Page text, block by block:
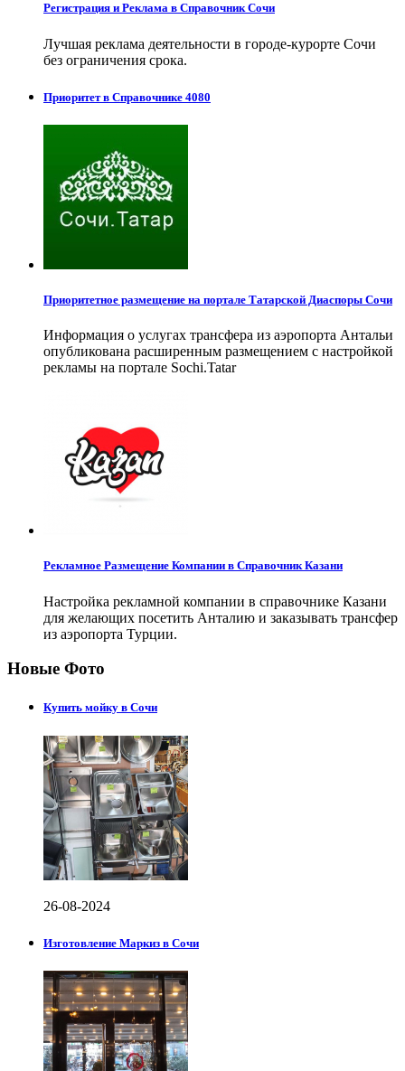
Регистрация и Реклама в Справочник Сочи
Лучшая реклама деятельности в городе-курорте Сочи
без ограничения срока.
Приоритет в Справочнике 4080
Приоритетное размещение на портале Татарской Диаспоры Сочи
Информация о услугах трансфера из аэропорта Антальи
опубликована расширенным размещением с настройкой
рекламы на портале Sochi.Tatar
Рекламное Размещение Компании в Справочник Казани
Настройка рекламной компании в справочнике Казани
для желающих посетить Анталию и заказывать трансфер
из аэропорта Турции.
Новые Фото
Купить мойку в Сочи
26-08-2024
Изготовление Маркиз в Сочи